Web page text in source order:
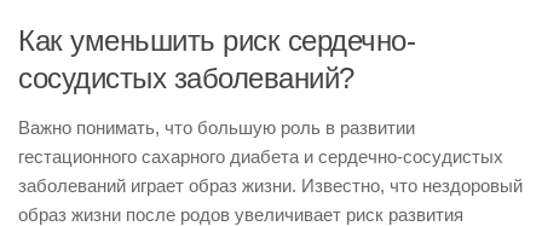
Как уменьшить риск сердечно-
сосудистых заболеваний?
Важно понимать, что большую роль в развитии
гестационного сахарного диабета и сердечно-сосудистых
заболеваний играет образ жизни. Известно, что нездоровый
образ жизни после родов увеличивает риск развития